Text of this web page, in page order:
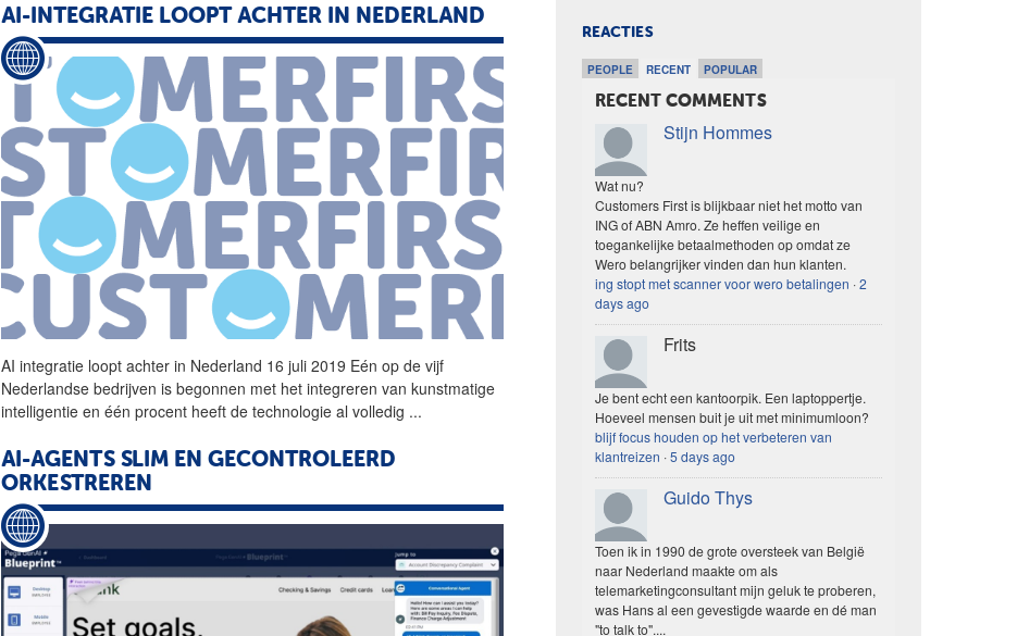
AI-INTEGRATIE LOOPT ACHTER IN NEDERLAND
AI integratie loopt achter in Nederland 16 juli 2019 Eén op de vijf
Nederlandse bedrijven is begonnen met het integreren van kunstmatige
intelligentie en één procent heeft de technologie al volledig ...
AI-AGENTS SLIM EN GECONTROLEERD
ORKESTREREN
REACTIES
PEOPLE RECENT POPULAR
RECENT COMMENTS
Stijn Hommes
Wat nu?
Customers First is blijkbaar niet het motto van
ING of ABN Amro. Ze heffen veilige en
toegankelijke betaalmethoden op omdat ze
Wero belangrijker vinden dan hun klanten.
ing stopt met scanner voor wero betalingen ·2
days ago
Frits
Je bent echt een kantoorpik. Een laptoppertje.
Hoeveel mensen buit je uit met minimumloon?
blijf focus houden op het verbeteren van
klantreizen ·5 days ago
Guido Thys
Toen ik in 1990 de grote oversteek van België
naar Nederland maakte om als
telemarketingconsultant mijn geluk te proberen,
was Hans al een gevestigde waarde en dé man
"to talk to"....